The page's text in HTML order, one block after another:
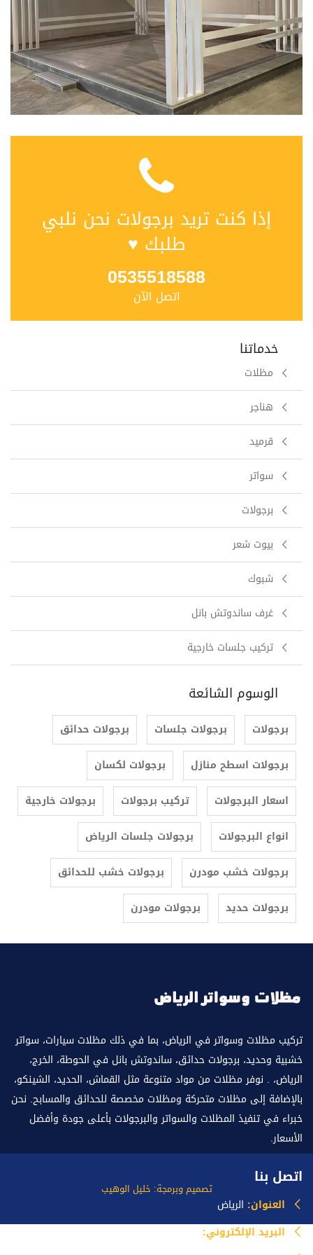
إذا كنت تريد برجولات نحن نلبي
طلبك ♥
0535518588
اتصل الآن
خدماتنا
مظلات
هناجر
قرميد
سواتر
برجولات
بيوت شعر
شبوك
غرف ساندوتش بانل
تركيب جلسات خارجية
الوسوم الشائعة
برجولات برجولات جلسات
برجولات حدائق
برجولات اسطح منازل
برجولات لكسان
اسعار البرجولات
تركيب برجولات
برجولات خارجية
انواع البرجولات
برجولات جلسات الرياض
برجولات خشب مودرن
برجولات خشب للحدائق
برجولات حديد
برجولات مودرن
تركيب مظلات وسواتر في الرياض، بما في ذلك مظلات سيارات، سواتر
خشبية وحديد، برجولات حدائق، ساندوتش بانل في الحوطة، الخرج،
الرياض، . نوفر مظلات من مواد متنوعة مثل القماش، الحديد، الشينكو،
بالإضافة إلى مظلات متحركة ومظلات مخصصة للحدائق والمسابح. نحن
خبراء في تنفيذ المظلات والسواتر والبرجولات بأعلى جودة وأفضل
الأسعار.
اتصل بنا
العنوان: الرياض
البريد الإلكتروني:
تصميم وبرمجة: خليل الوهيب